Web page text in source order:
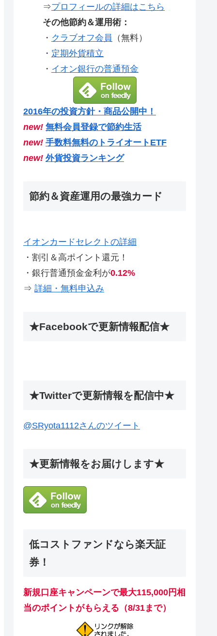
⇒プロフィールの詳細はこちら
その他節約＆運用術：
・ クラブオフ会員 （無料）
・ 定期外貨積立
・ イオン銀行の普通預金
2016年の投資方針・商品公開中！
new! 無料会員登録で節約生活
new! 手数料無料のトライオートETF
new! 外貨投資ランキング
節約＆資産運用の最強カード
イオンカードセレクトの詳細
・割引＆高ポイント還元！
・銀行普通預金金利が0.12%
⇒ 詳細・無料申込み
★Facebookで更新情報配信★
★Twitterで更新情報を配信中★
@SRyota1112さんのツイート
★更新情報をお届けします★
低コストファンドなら楽天証
券！
新規口座キャンペーンで最大115,000円相
当のポイントがもらえる（8/31まで）